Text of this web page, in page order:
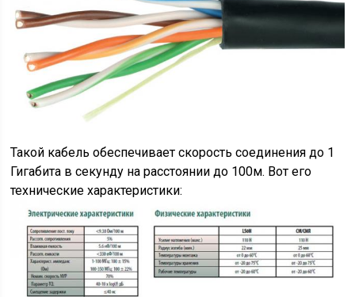
Такой кабель обеспечивает скорость соединения до 1
Гигабита в секунду на расстоянии до 100м. Вот его
технические характеристики: